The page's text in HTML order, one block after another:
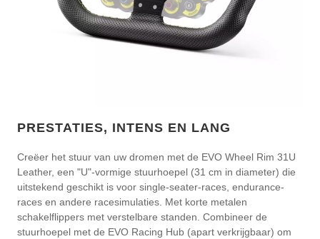
PRESTATIES, INTENS EN LANG
Creëer het stuur van uw dromen met de EVO Wheel Rim 31U
Leather, een "U"-vormige stuurhoepel (31 cm in diameter) die
uitstekend geschikt is voor single-seater-races, endurance-
races en andere racesimulaties. Met korte metalen
schakelflippers met verstelbare standen. Combineer de
stuurhoepel met de EVO Racing Hub (apart verkrijgbaar) om